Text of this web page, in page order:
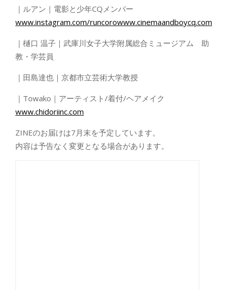
｜ルアン｜電影と少年CQメンバー
www.instagram.com/runcorowww.cinemaandboycq.com
｜樋口 温子｜武庫川女子大学附属総合ミュージアム 助
教・学芸員
｜田島達也｜京都市立芸術大学教授
｜Towako｜アーティスト/着付/ヘアメイク
www.chidoriinc.com
ZINEのお届けは7月末を予定しています。
内容は予告なく変更となる場合があります。